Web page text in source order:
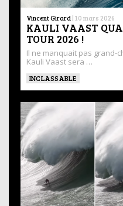
Vincent Girard | 10 mars 2026
KAULI VAAST
TOUR 2026 !
Il ne manquait pas grand-
Kauli Vaast sera …
INCLASSABLE